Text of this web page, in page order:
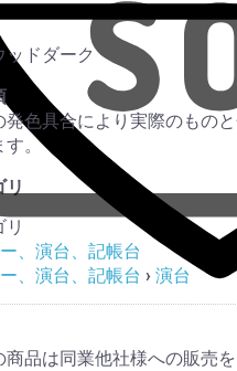
ッドダーク
発色具合により実際のもの
す。
リ
、演台、記帳台
、演台、記帳台 › 演台
品は同業他社様への販売